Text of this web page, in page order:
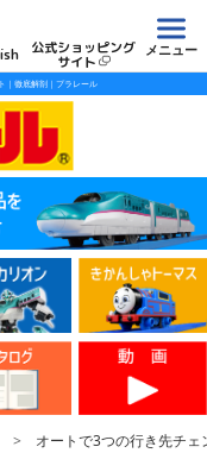
公式ショッピング
サイト
メニュー
｜徹底解剖｜プラレール
オートで3つの行き先チ